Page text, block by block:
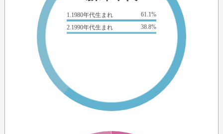
1.1980年代生まれ
61.1%
2.1990年代生まれ
38.8%